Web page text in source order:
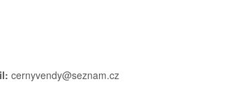
cernyvendy@seznam.cz